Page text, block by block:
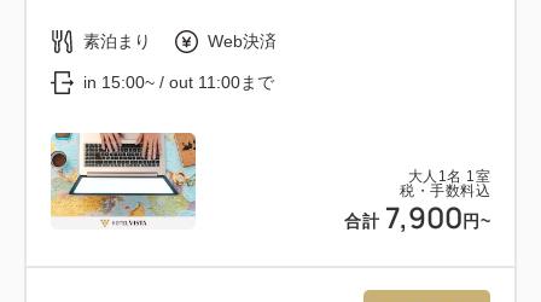
大人 1名 1室
税・手数料込
合計 7,900 円~
素泊まり Web決済
in 15:00~ / out 11:00まで